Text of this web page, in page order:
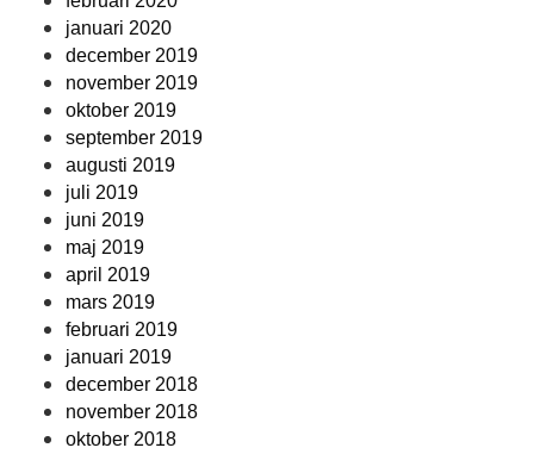
januari 2020
december 2019
november 2019
oktober 2019
september 2019
augusti 2019
juli 2019
juni 2019
maj 2019
april 2019
mars 2019
februari 2019
januari 2019
december 2018
november 2018
oktober 2018